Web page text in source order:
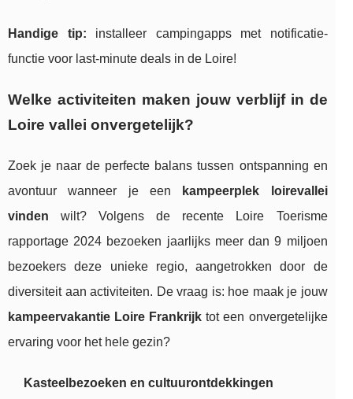
Handige tip: installeer campingapps met notificatie-
functie voor last-minute deals in de Loire!
Welke activiteiten maken jouw verblijf in de
Loire vallei onvergetelijk?
Zoek je naar de perfecte balans tussen ontspanning en
avontuur wanneer je een
kampeerplek loirevallei
vinden wilt? Volgens de recente Loire Toerisme
rapportage 2024 bezoeken jaarlijks meer dan 9 miljoen
bezoekers deze unieke regio, aangetrokken door de
diversiteit aan activiteiten. De vraag is: hoe maak je jouw
kampeervakantie Loire Frankrijk tot een onvergetelijke
ervaring voor het hele gezin?
Kasteelbezoeken en cultuurontdekkingen